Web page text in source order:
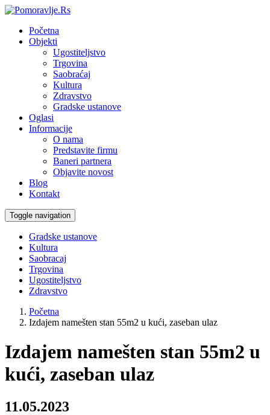
Početna
Objekti
Ugostiteljstvo
Trgovina
Saobraćaj
Kultura
Zdravstvo
Gradske ustanove
Oglasi
Informacije
O nama
Predstavite firmu
Baneri partnera
Objavite novost
Blog
Kontakt
Toggle navigation
Gradske ustanove
Kultura
Saobracaj
Trgovina
Ugostiteljstvo
Zdravstvo
Početna
Izdajem namešten stan 55m2 u kući, zaseban ulaz
Izdajem namešten stan 55m2 u
kući, zaseban ulaz
11.05.2023